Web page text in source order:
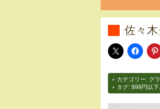
佐々
カテゴリー: グ
タグ: 999円以下